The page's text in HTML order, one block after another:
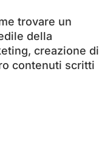
trovare un
della
creazione di
contenuti scritti